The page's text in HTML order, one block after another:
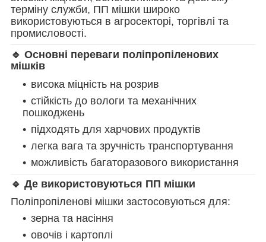
терміну служби, ПП мішки широко
використовуються в агросекторі, торгівлі та
промисловості.
🔹 Основні переваги поліпропіленових
мішків
висока міцність на розрив
стійкість до вологи та механічних
пошкоджень
підходять для харчових продуктів
легка вага та зручність транспортування
можливість багаторазового використання
🔹 Де використовуються ПП мішки
Поліпропіленові мішки застосовуються для:
зерна та насіння
овочів і картоплі